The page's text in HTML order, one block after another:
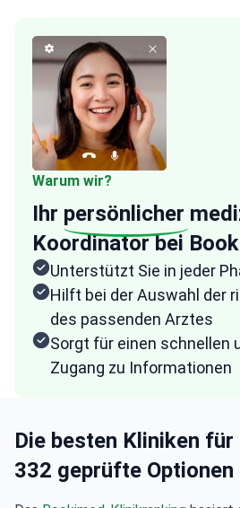
Warum wir?
Ihr persönlicher
Koordinator bei
Unterstützt Sie in jeder
Hilft bei der Auswahl der
des passenden Arztes
Sorgt für einen schnellen
Zugang zu Informationen
Die besten Kliniken
332 geprüfte Optionen